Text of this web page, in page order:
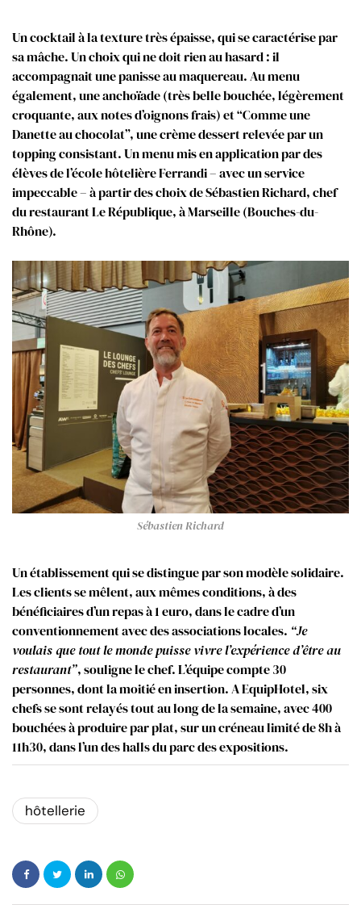
Un cocktail à la texture très épaisse, qui se caractérise par
sa mâche. Un choix qui ne doit rien au hasard : il
accompagnait une panisse au maquereau. Au menu
également, une anchoïade (très belle bouchée, légèrement
croquante, aux notes d’oignons frais) et “Comme une
Danette au chocolat”, une crème dessert relevée par un
topping consistant. Un menu mis en application par des
élèves de l’école hôtelière Ferrandi – avec un service
impeccable – à partir des choix de Sébastien Richard, chef
du restaurant Le République, à Marseille (Bouches-du-
Rhône).
Sébastien Richard
Un établissement qui se distingue par son modèle solidaire.
Les clients se mêlent, aux mêmes conditions, à des
bénéficiaires d’un repas à 1 euro, dans le cadre d’un
conventionnement avec des associations locales. “Je
voulais que tout le monde puisse vivre l’expérience d’être au
restaurant”, souligne le chef. L’équipe compte 30
personnes, dont la moitié en insertion. A EquipHotel, six
chefs se sont relayés tout au long de la semaine, avec 400
bouchées à produire par plat, sur un créneau limité de 8h à
11h30, dans l’un des halls du parc des expositions.
hôtellerie